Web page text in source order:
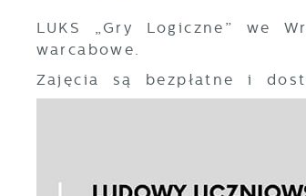
LUKS „Gry Logiczne” we
warcabowe.
Zajęcia są bezpłatne i